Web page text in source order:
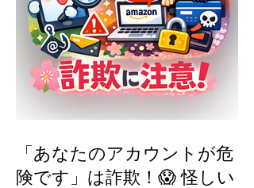
「あなたのアカウントが危
険です」は詐欺！😱 怪しい